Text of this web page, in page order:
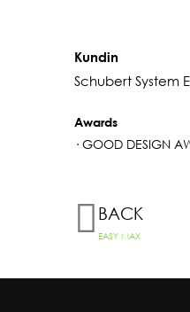
Kundin
Schubert System
Awards
· GOOD DESIGN
BACK
EASY MAX